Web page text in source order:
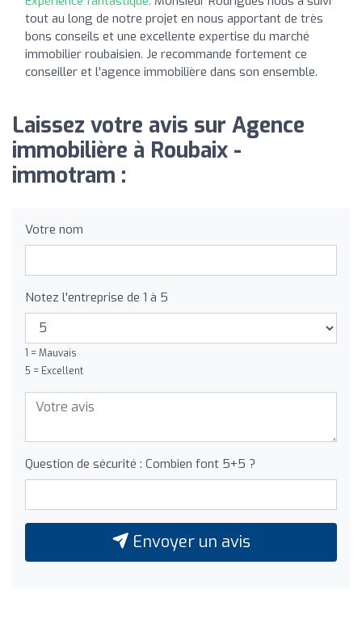
tout au long de notre projet en nous apportant de très
bons conseils et une excellente expertise du marché
immobilier roubaisien. Je recommande fortement ce
conseiller et l'agence immobilière dans son ensemble.
Laissez votre avis sur Agence
immobilière à Roubaix -
immotram :
Votre nom
Notez l'entreprise de 1 à 5
1 = Mauvais
5 = Excellent
Question de sécurité : Combien font 5+5 ?
Envoyer un avis